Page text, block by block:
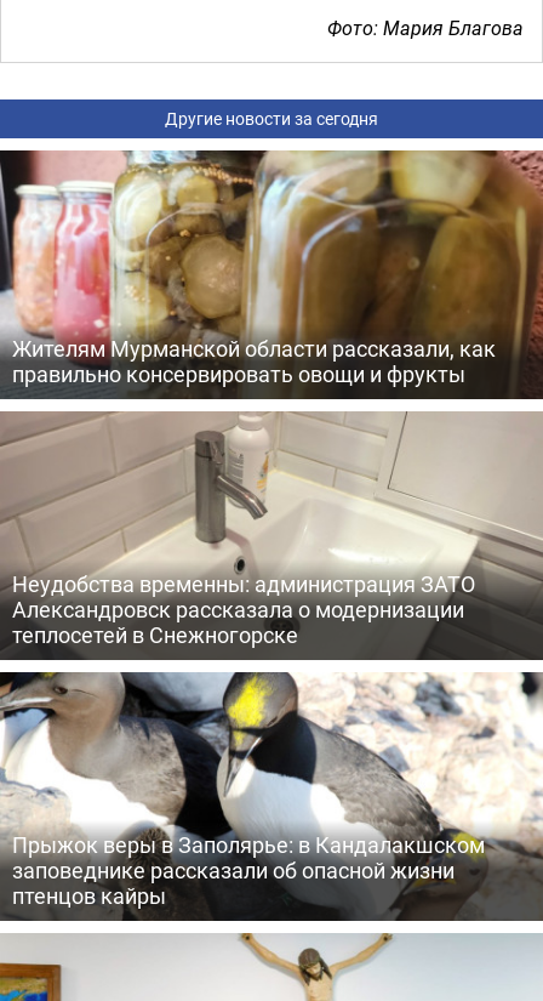
Фото: Мария Благова
Другие новости за сегодня
Жителям Мурманской области рассказали, как
правильно консервировать овощи и фрукты
Неудобства временны: администрация ЗАТО
Александровск рассказала о модернизации
теплосетей в Снежногорске
Прыжок веры в Заполярье: в Кандалакшском
заповеднике рассказали об опасной жизни
птенцов кайры